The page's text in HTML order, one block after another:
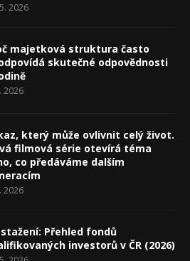
2026
majetková struktura často
skutečné odpovědnosti
2026
který může ovlivnit celý život.
filmová série otevírá téma
co předáváme dalším
2026
stažení: Přehled fondů
investorů v ČR (2026)